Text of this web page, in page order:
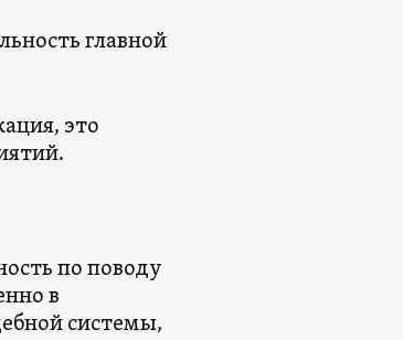
главной
это
по поводу
в
системы,